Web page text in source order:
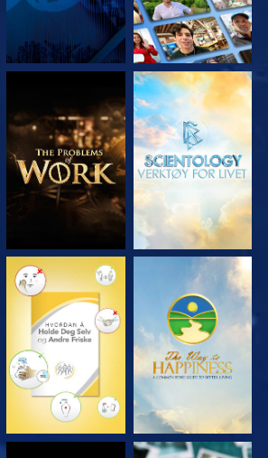
UTFORSK SERIEN UTFORSK SERIEN
SE SE